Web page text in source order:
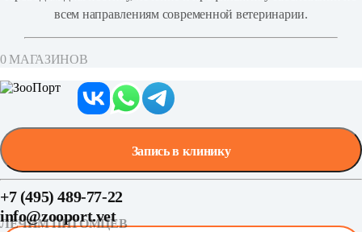
всем направлениям современной ветеринарии.
0 МАГАЗИНОВ
Запись в клинику
+7 (495) 489-77-22
info@zooport.vet
ЛЕЧИМ ПИТОМЦЕВ